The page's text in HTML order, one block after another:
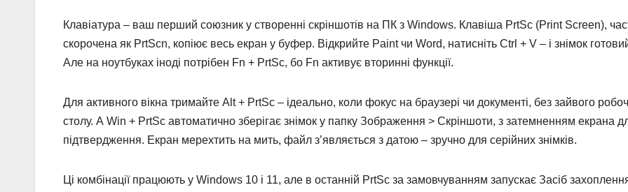
Клавіатура – ваш перший союзник у створенні скріншотів на ПК з Windows. Клавіша PrtSc (Print Screen),
скорочена як PrtScn, копіює весь екран у буфер. Відкрийте Paint чи Word, натисніть Ctrl + V – і знімок
Але на ноутбуках іноді потрібен Fn + PrtSc, бо Fn активує вторинні функції.
Для активного вікна тримайте Alt + PrtSc – ідеально, коли фокус на браузері чи документі, без зайвого
столу. А Win + PrtSc автоматично зберігає знімок у папку Зображення > Скріншоти, з затемненням екрана
підтвердження. Екран мерехтить на мить, файл з’являється з датою – зручно для серійних знімків.
Ці комбінації працюють у Windows 10 і 11, але в останній PrtSc за замовчуванням запускає Засіб